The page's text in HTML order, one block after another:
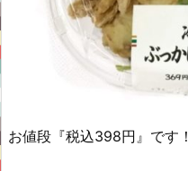
お値段『税込398円』です！